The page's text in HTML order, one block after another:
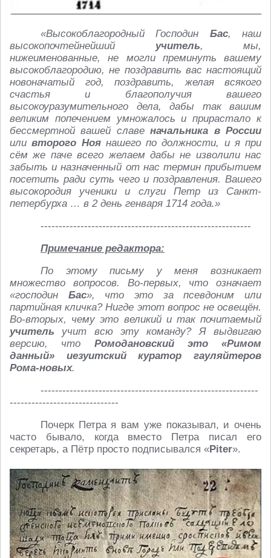
«Высокоблагородный Господин Бас, наш
высокопочтейнейший учитель, мы,
нижеименованные, не могли преминуть вашему
высокоблагородию, не поздравить вас настоящий
новоначатый год, поздравить, желая всякого
счастья и благополучия вашего
высокоуразумительного дела, дабы так вашим
великим попечением умножалось и прирастало к
бессмертной вашей славеначальника в России
иливторого Ноянашего по должности, и я при
сём же паче всего желаем дабы не изволили нас
забыть и назначенный от нас термин прибытием
посетить ради суть чего и поздравления. Вашего
высокородия ученики и слуги Петр из Санкт-
петербурха … в 2 день генваря 1714 года.»
----------------------------------------------------------
Примечание редактора:
По этому письму у меня возникает
множество вопросов. Во-первых, что означает
«господин Бас», что это за псевдоним или
партийная кличка? Нигде этот вопрос не освещён.
Во-вторых, чему это великий и так почитаемый
учитель учит всю эту команду? Я выдвигаю
версию, что Ромодановский это «Римом
данный»
иезуитский куратор гауляйтеров
Рома-новых.
------------------------------------------------------------
------------------------------
Почерк Петра я вам уже показывал, и очень
часто бывало, когда вместо Петра писал его
секретарь, а Пётр просто подписывался «Piter».